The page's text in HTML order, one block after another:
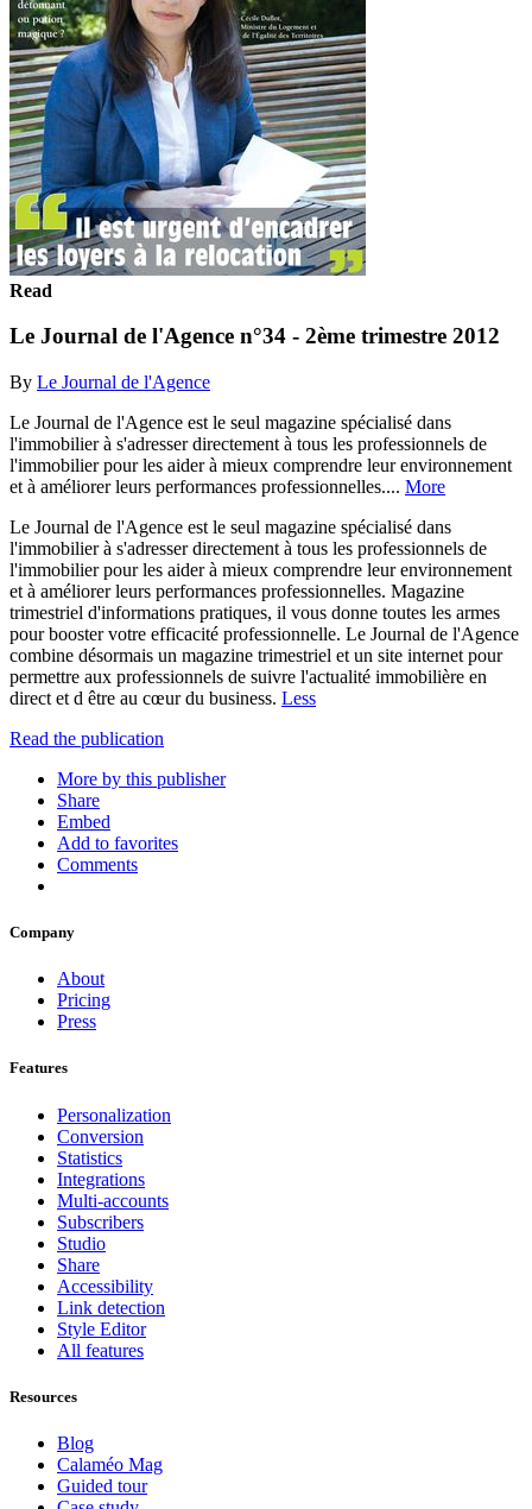
Read
Le Journal de l'Agence n°34 - 2ème trimestre 2012
By Le Journal de l'Agence
Le Journal de l'Agence est le seul magazine spécialisé dans
l'immobilier à s'adresser directement à tous les professionnels de
l'immobilier pour les aider à mieux comprendre leur environnement
et à améliorer leurs performances professionnelles.... More
Le Journal de l'Agence est le seul magazine spécialisé dans
l'immobilier à s'adresser directement à tous les professionnels de
l'immobilier pour les aider à mieux comprendre leur environnement
et à améliorer leurs performances professionnelles. Magazine
trimestriel d'informations pratiques, il vous donne toutes les armes
pour booster votre efficacité professionnelle. Le Journal de l'Agence
combine désormais un magazine trimestriel et un site internet pour
permettre aux professionnels de suivre l'actualité immobilière en
direct et d être au cœur du business. Less
Read the publication
More by this publisher
Share
Embed
Add to favorites
Comments
Company
About
Pricing
Press
Features
Personalization
Conversion
Statistics
Integrations
Multi-accounts
Subscribers
Studio
Share
Accessibility
Link detection
Style Editor
All features
Resources
Blog
Calaméo Mag
Guided tour